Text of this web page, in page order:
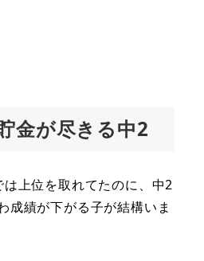
が尽きる中2
上位を取れてたのに、中2
成績が下がる子が結構いま